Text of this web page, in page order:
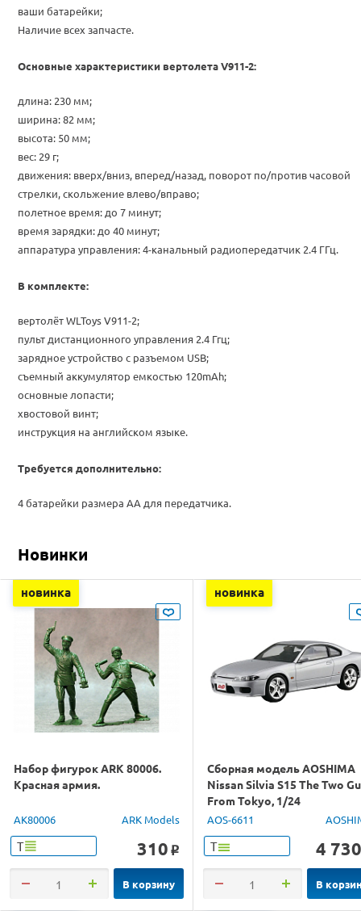
ваши батарейки;
Наличие всех запчасте.
Основные характеристики вертолета V911-2:
длина: 230 мм;
ширина: 82 мм;
высота: 50 мм;
вес: 29 г;
движения: вверх/вниз, вперед/назад, поворот по/против часовой
стрелки, скольжение влево/вправо;
полетное время: до 7 минут;
время зарядки: до 40 минут;
аппаратура управления: 4-канальный радиопередатчик 2.4 ГГц.
В комплекте:
вертолёт WLToys V911-2;
пульт дистанционного управления 2.4 Ггц;
зарядное устройство с разъемом USB;
съемный аккумулятор емкостью 120mAh;
основные лопасти;
хвостовой винт;
инструкция на английском языке.
Требуется дополнительно:
4 батарейки размера AA для передатчика.
Новинки
новинка
Набор фигурок ARK 80006.
Красная армия.
AK80006 ARK Models
Т 310 o
В корзину
новинка
Сборная модель AOSHIMA
Nissan Silvia S15 The Two
From Tokyo, 1/24
AOS-6611
Т 4 730
В